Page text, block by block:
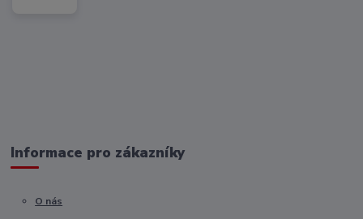
Informace pro zákazníky
O nás